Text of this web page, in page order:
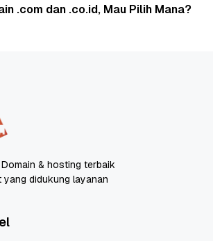
.com dan .co.id, Mau Pilih Mana?
& hosting terbaik
didukung layanan